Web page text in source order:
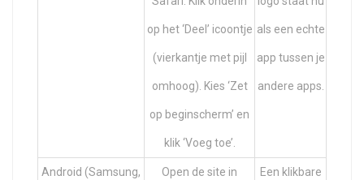
op het ‘Deel’ icoontje
(vierkantje met pijl
omhoog). Kies ‘Zet
op beginscherm’ en
klik ‘Voeg toe’.
als een echte
app tussen je
andere apps.
Android (Samsung, Open de site in Een klikbare